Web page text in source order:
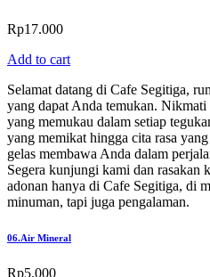
Rp17.000
Add to cart
Selamat datang di Cafe Segitiga,
yang dapat Anda temukan.
yang memukau dalam setiap
yang memikat hingga cita rasa
gelas membawa Anda dalam
Segera kunjungi kami dan rasakan
adonan hanya di Cafe Segitiga, di
minuman, tapi juga pengalaman.
06.Air Mineral
Rp5.000